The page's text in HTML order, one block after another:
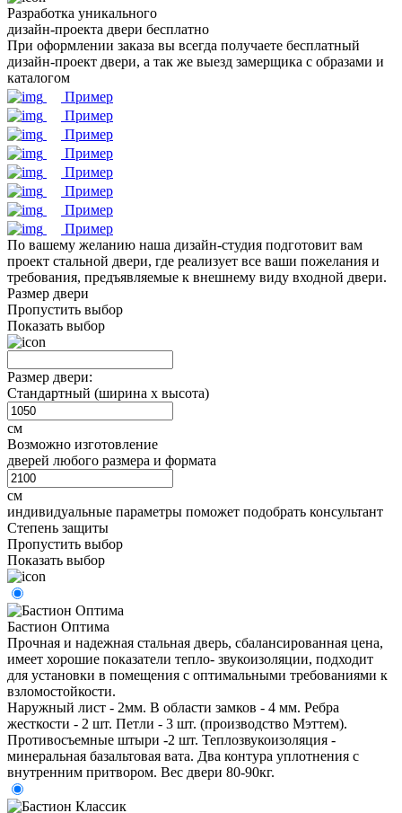
Разработка уникального
дизайн-проекта двери бесплатно
При оформлении заказа вы всегда получаете бесплатный
дизайн-проект двери, а так же выезд замерщика с образами и
каталогом
Пример
Пример
Пример
Пример
Пример
Пример
Пример
Пример
По вашему желанию наша дизайн-студия подготовит вам
проект стальной двери, где реализует все ваши пожелания и
требования, предъявляемые к внешнему виду входной двери.
Размер двери
Пропустить выбор
Показать выбор
Размер двери:
Стандартный (ширина х высота)
см
Возможно изготовление
дверей любого размера и формата
см
индивидуальные параметры поможет подобрать консультант
Степень защиты
Пропустить выбор
Показать выбор
Бастион Оптима
Прочная и надежная стальная дверь, сбалансированная цена,
имеет хорошие показатели тепло- звукоизоляции, подходит
для установки в помещения с оптимальными требованиями к
взломостойкости.
Наружный лист - 2мм. В области замков - 4 мм. Ребра
жесткости - 2 шт. Петли - 3 шт. (производство Мэттем).
Противосъемные штыри -2 шт. Теплозвукоизоляция -
минеральная базальтовая вата. Два контура уплотнения с
внутренним притвором. Вес двери 80-90кг.